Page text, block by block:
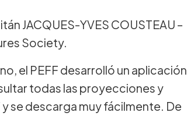
JACQUES-YVES COUSTEAU –
Society.
el PEFF desarrolló un aplicación
todas las proyecciones y
se descarga muy fácilmente. De